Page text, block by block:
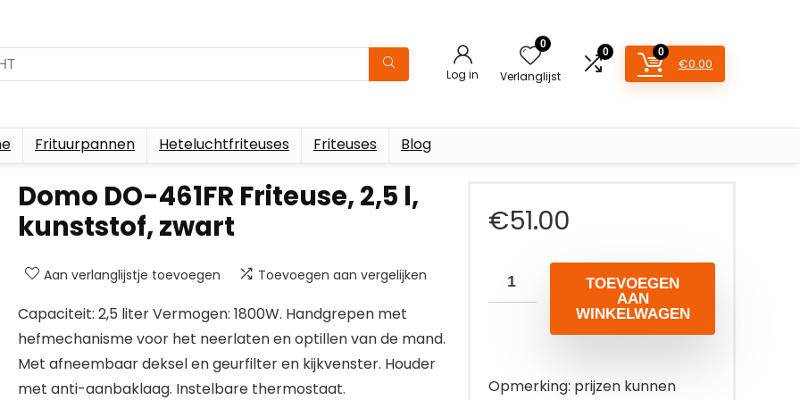
Log in
0
Verlanglijst
0 0
€0.00
Frituurpannen Heteluchtfriteuses Friteuses Blog
Domo DO-461FR Friteuse, 2,5 l,
kunststof, zwart
Aan verlanglijstje toevoegen Toevoegen aan vergelijken
Capaciteit: 2,5 liter Vermogen: 1800W. Handgrepen met
hefmechanisme voor het neerlaten en optillen van de mand.
Met afneembaar deksel en geurfilter en kijkvenster. Houder
met anti-aanbaklaag. Instelbare thermostaat.
€51.00
TOEVOEGEN
AAN
WINKELWAGEN
Opmerking: prijzen kunnen